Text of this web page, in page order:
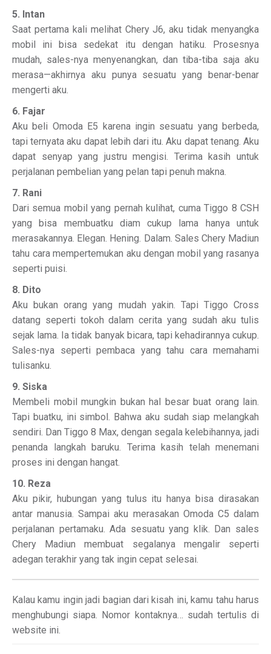
5. Intan
Saat pertama kali melihat Chery J6, aku tidak menyangka
mobil ini bisa sedekat itu dengan hatiku. Prosesnya
mudah, sales-nya menyenangkan, dan tiba-tiba saja aku
merasa—akhirnya aku punya sesuatu yang benar-benar
mengerti aku.
6. Fajar
Aku beli Omoda E5 karena ingin sesuatu yang berbeda,
tapi ternyata aku dapat lebih dari itu. Aku dapat tenang. Aku
dapat senyap yang justru mengisi. Terima kasih untuk
perjalanan pembelian yang pelan tapi penuh makna.
7. Rani
Dari semua mobil yang pernah kulihat, cuma Tiggo 8 CSH
yang bisa membuatku diam cukup lama hanya untuk
merasakannya. Elegan. Hening. Dalam. Sales Chery Madiun
tahu cara mempertemukan aku dengan mobil yang rasanya
seperti puisi.
8. Dito
Aku bukan orang yang mudah yakin. Tapi Tiggo Cross
datang seperti tokoh dalam cerita yang sudah aku tulis
sejak lama. Ia tidak banyak bicara, tapi kehadirannya cukup.
Sales-nya seperti pembaca yang tahu cara memahami
tulisanku.
9. Siska
Membeli mobil mungkin bukan hal besar buat orang lain.
Tapi buatku, ini simbol. Bahwa aku sudah siap melangkah
sendiri. Dan Tiggo 8 Max, dengan segala kelebihannya, jadi
penanda langkah baruku. Terima kasih telah menemani
proses ini dengan hangat.
10. Reza
Aku pikir, hubungan yang tulus itu hanya bisa dirasakan
antar manusia. Sampai aku merasakan Omoda C5 dalam
perjalanan pertamaku. Ada sesuatu yang klik. Dan sales
Chery Madiun membuat segalanya mengalir seperti
adegan terakhir yang tak ingin cepat selesai.
Kalau kamu ingin jadi bagian dari kisah ini, kamu tahu harus
menghubungi siapa. Nomor kontaknya… sudah tertulis di
website ini.